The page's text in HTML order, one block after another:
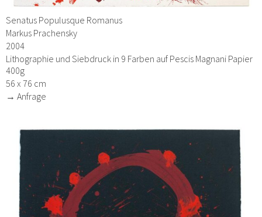
Senatus Populusque Romanus
Markus Prachensky
2004
Lithographie und Siebdruck in 9 Farben auf Pescis Magnani Papier
400g
56 x 76 cm
→ Anfrage